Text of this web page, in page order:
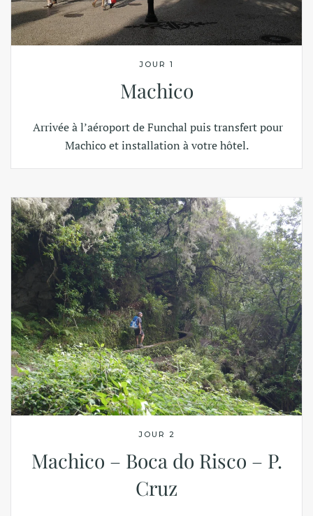
JOUR 1
Machico
Arrivée à l’aéroport de Funchal puis transfert pour
Machico et installation à votre hôtel.
JOUR 2
Machico – Boca do Risco – P.
Cruz